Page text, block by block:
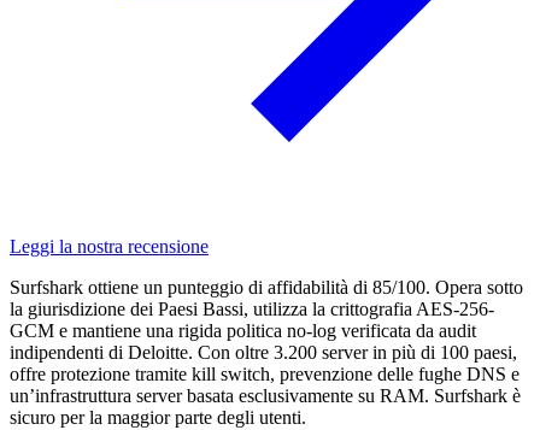
Leggi la nostra recensione
Surfshark ottiene un punteggio di affidabilità di 85/100. Opera sotto
la giurisdizione dei Paesi Bassi, utilizza la crittografia AES-256-
GCM e mantiene una rigida politica no-log verificata da audit
indipendenti di Deloitte. Con oltre 3.200 server in più di 100 paesi,
offre protezione tramite kill switch, prevenzione delle fughe DNS e
un’infrastruttura server basata esclusivamente su RAM. Surfshark è
sicuro per la maggior parte degli utenti.